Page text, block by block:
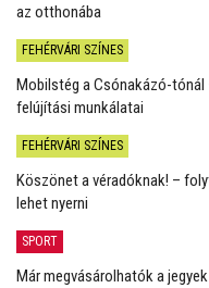
az otthonába
FEHÉRVÁRI SZÍNES
Mobilstég a Csónakázó-
felújítási munkálatai
FEHÉRVÁRI SZÍNES
Köszönet a véradóknak! –
lehet nyerni
SPORT
Már megvásárolhatók a